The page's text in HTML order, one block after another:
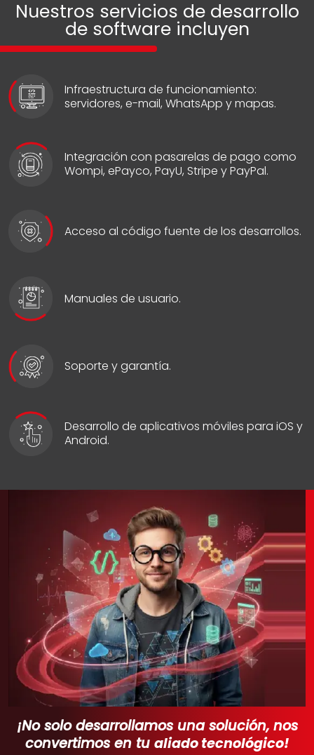
Solucion movil para operar y consultar
informacion en campo desde diferentes
dispositivos.
Interaseo EPP, Conciliación y GDR
conciliacion y procesos GDR.
Likk
Nuestros servicios de desarrollo
de software incluyen
Infraestructura de funcionamiento:
servidores, e-mail, WhatsApp y mapas.
Integración con pasarelas de pago como
Wompi, ePayco, PayU, Stripe y PayPal.
Acceso al código fuente de los desarrollos.
Manuales de usuario.
Soporte y garantía.
Desarrollo de aplicativos móviles para iOS y
Android.
¡No solo desarrollamos una solución, nos
convertimos en tu aliado tecnológico!